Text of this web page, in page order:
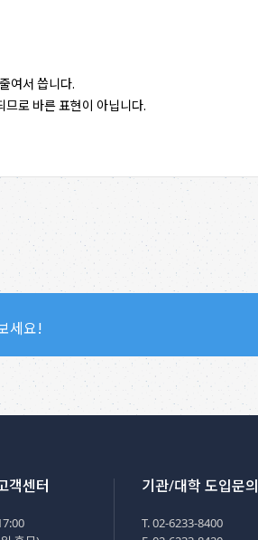
여서 씁니다.
로 바른 표현이 아닙니다.
세요!
객센터 기관/대학 도입문의
T. 02-6233-8400